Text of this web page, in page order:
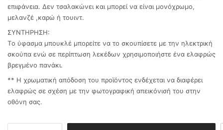
επιφάνεια. Δεν τσαλακώνει και μπορεί να είναι μονόχρωμο,
μελανζέ ,καρώ ή τουιντ.
ΣΥΝΤΗΡΗΣΗ:
Tο ύφασμα μπουκλέ μπορείτε να το σκουπίσετε με την ηλεκτρική
σκούπα ενώ σε περίπτωση λεκέδων χρησιμοποιήστε ένα ελαφρώς
βρεγμένο πανάκι.
** Η χρωματική απόδοση του προϊόντος ενδέχεται να διαφέρει
ελαφρώς σε σχέση με την φωτογραφική απεικόνισή του στην
οθόνη σας.